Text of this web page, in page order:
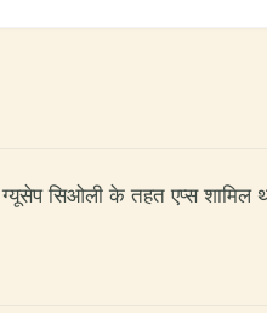
ग्यूसेप सिओली के तहत एप्स शामिल